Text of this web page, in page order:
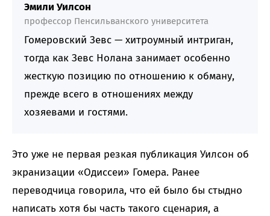
Эмили Уилсон
профессор Пенсильванского университета
Гомеровский Зевс — хитроумный интриган,
тогда как Зевс Нолана занимает особенно
жесткую позицию по отношению к обману,
прежде всего в отношениях между
хозяевами и гостями.
Это уже не первая резкая публикация Уилсон об
экранизации «Одиссеи» Гомера. Ранее
переводчица говорила, что ей было бы стыдно
написать хотя бы часть такого сценария, а